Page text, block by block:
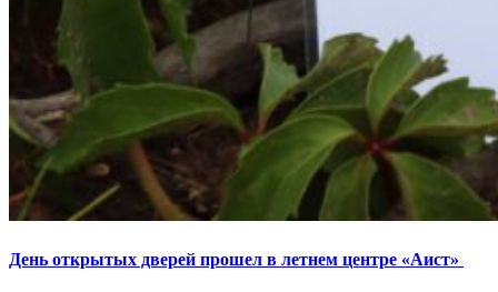
День открытых дверей прошел в летнем центре «Аист»